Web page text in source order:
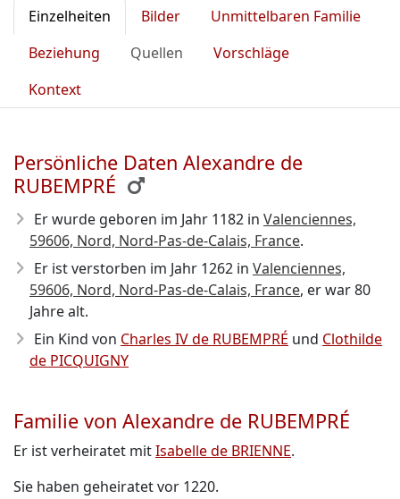
Einzelheiten Bilder
Unmittelbaren Familie
Beziehung
Quellen
Vorschläge
Kontext
Persönliche Daten Alexandre de
RUBEMPRÉ
Er wurde geboren im Jahr 1182 in Valenciennes,
59606, Nord, Nord-Pas-de-Calais, France.
Er ist verstorben im Jahr 1262 in Valenciennes,
59606, Nord, Nord-Pas-de-Calais, France, er war 80
Jahre alt.
Ein Kind von Charles IV de RUBEMPRÉ und Clothilde
de PICQUIGNY
Familie von Alexandre de RUBEMPRÉ
Er ist verheiratet mitIsabelle de BRIENNE.
Sie haben geheiratet vor 1220.